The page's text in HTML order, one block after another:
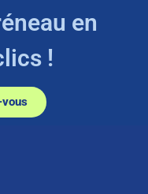
en
!
vous